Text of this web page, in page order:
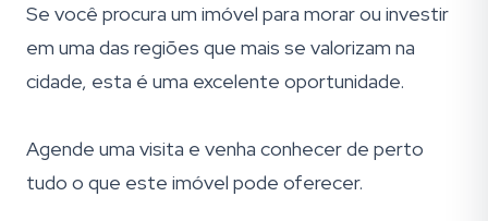
Se você procura um imóvel para morar ou investir
em uma das regiões que mais se valorizam na
cidade, esta é uma excelente oportunidade.
Agende uma visita e venha conhecer de perto
tudo o que este imóvel pode oferecer.